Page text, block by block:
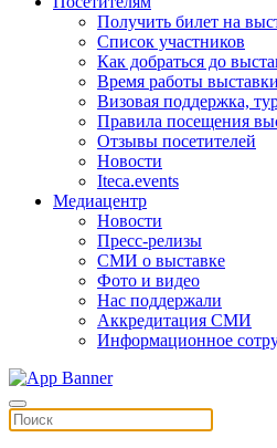
Получить билет на
Список участников
Как добраться до
Время работы выставки
Визовая поддержка,
Правила посещения
Отзывы посетителей
Новости
Iteca.events
Медиацентр
Новости
Пресс-релизы
СМИ о выставке
Фото и видео
Нас поддержали
Аккредитация СМИ
Информационное